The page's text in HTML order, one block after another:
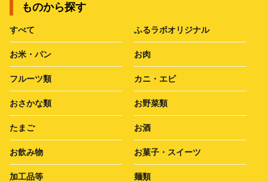
ものから探す
すべて ふるラボオリジナル
お米・パン お肉
フルーツ類 カニ・エビ
おさかな類 お野菜類
たまご お酒
お飲み物 お菓子・スイーツ
加工品等 麺類